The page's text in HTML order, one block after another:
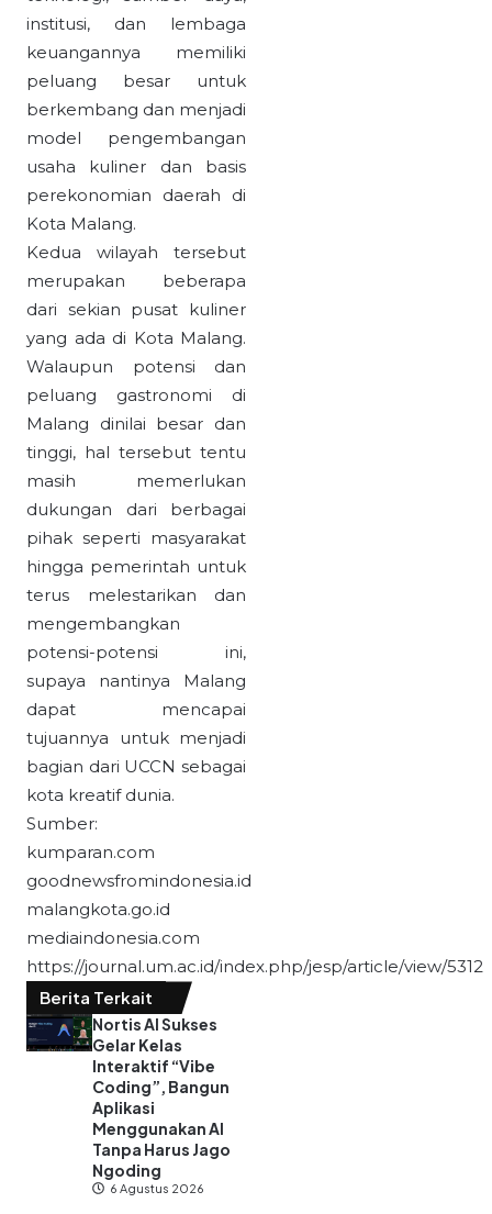
institusi, dan lembaga
keuangannya memiliki
peluang besar untuk
berkembang dan menjadi
model pengembangan
usaha kuliner dan basis
perekonomian daerah di
Kota Malang.
Kedua wilayah tersebut
merupakan beberapa
dari sekian pusat kuliner
yang ada di Kota Malang.
Walaupun potensi dan
peluang gastronomi di
Malang dinilai besar dan
tinggi, hal tersebut tentu
masih memerlukan
dukungan dari berbagai
pihak seperti masyarakat
hingga pemerintah untuk
terus melestarikan dan
mengembangkan
potensi-potensi ini,
supaya nantinya Malang
dapat mencapai
tujuannya untuk menjadi
bagian dari UCCN sebagai
kota kreatif dunia.
Sumber:
kumparan.com
goodnewsfromindonesia.id
malangkota.go.id
mediaindonesia.com
https://journal.um.ac.id/index.php/jesp/article/view/5312
Berita Terkait
Nortis AI Sukses
Gelar Kelas
Interaktif “Vibe
Coding”, Bangun
Aplikasi
Menggunakan AI
Tanpa Harus Jago
Ngoding
6 Agustus 2026